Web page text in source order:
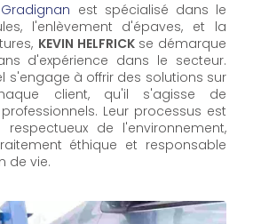
est spécialisé dans le
l'enlèvement d'épaves, et la
KEVIN HELFRICK se démarque
d'expérience dans le secteur.
s'engage à offrir des solutions sur
client, qu'il s'agisse de
Leur processus est
de l'environnement,
éthique et responsable
de vie.